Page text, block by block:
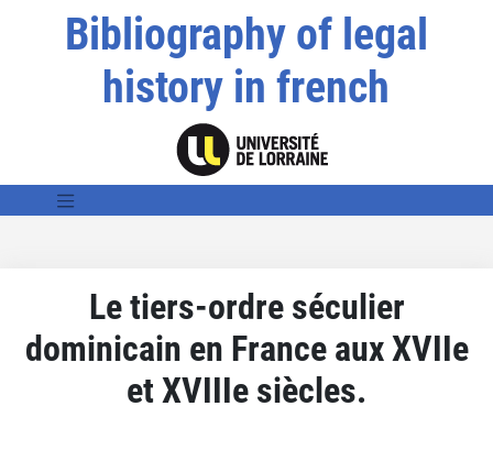
Bibliography of legal
history in french
Le tiers-ordre séculier
dominicain en France aux XVIIe
et XVIIIe siècles.